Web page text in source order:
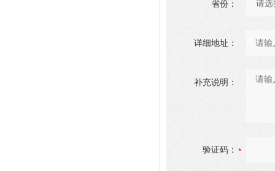
省份：
详细地址：
补充说明：
验证码：